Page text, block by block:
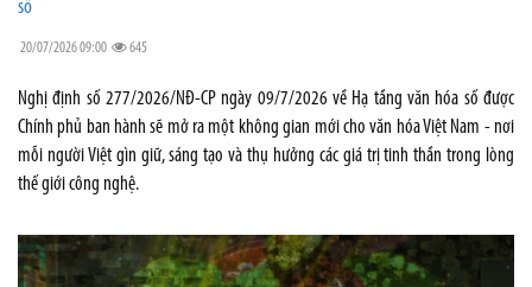
số
20/07/2026 09:00 645
Nghị định số 277/2026/NĐ-CP ngày 09/7/2026 về Hạ tầng văn hóa số được
Chính phủ ban hành sẽ mở ra một không gian mới cho văn hóa Việt Nam - nơi
mỗi người Việt gìn giữ, sáng tạo và thụ hưởng các giá trị tinh thần trong lòng
thế giới công nghệ.